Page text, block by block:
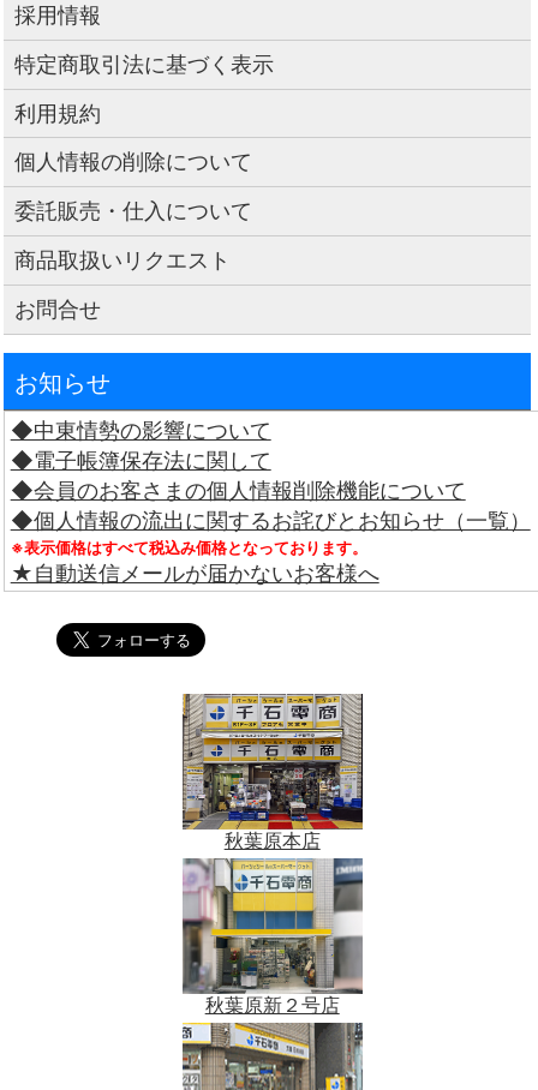
採用情報
特定商取引法に基づく表示
利用規約
個人情報の削除について
委託販売・仕入について
商品取扱いリクエスト
お問合せ
お知らせ
◆中東情勢の影響について
◆電子帳簿保存法に関して
◆会員のお客さまの個人情報削除機能について
◆個人情報の流出に関するお詫びとお知らせ（一覧）
※表示価格はすべて税込み価格となっております。
★自動送信メールが届かないお客様へ
秋葉原本店
秋葉原新２号店